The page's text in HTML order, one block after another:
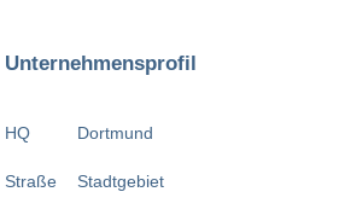
Unternehmensprofil
HQ
Straße
Dortmund
Stadtgebiet